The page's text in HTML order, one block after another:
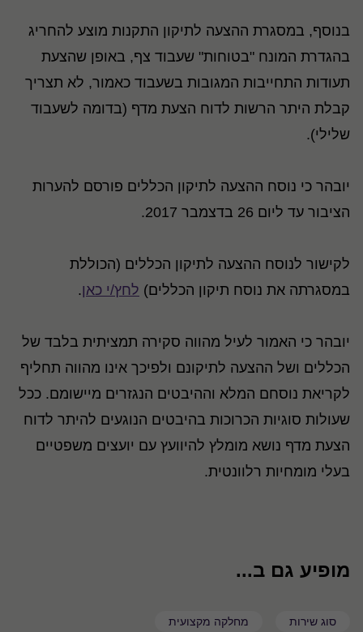
בנוסף, במסגרת ההצעה לתיקון התקנות מוצע להחריג
בהגדרת המונח "בטוחות" שעבוד צף, באופן שהצעת
תעודות התחייבות המגובות בשעבוד כאמור, לא תצריך
קבלת היתר הרשות לדוח הצעת מדף (בדומה לשעבוד
שלילי).
יובהר כי נוסח ההצעה לתיקון הכללים פורסם להערות
הציבור עד ליום 26 בדצמבר 2017.
לקישור לנוסח ההצעה לתיקון הכללים (הכוללת
במסגרתה את נוסח תיקון הכללים) לחץ/י כאן.
יובהר כי האמור לעיל מהווה סקירה תמציתית בלבד של
הכללים ושל ההצעה לתיקונם ולפיכך אינו מהווה תחליף
לקריאת נוסחם המלא וההיבטים הנגזרים מיישומם. ככל
שעולות סוגיות הכרוכות בהיבטים הנוגעים להיתר לדוח
הצעת מדף נושא מומלץ להיוועץ עם יועצים משפטיים
בעלי מומחיות רלוונטית.
מופיע גם ב...
סוג שירות מחלקה מקצועית